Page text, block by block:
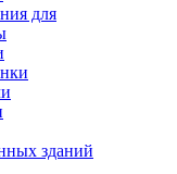
для
зданий